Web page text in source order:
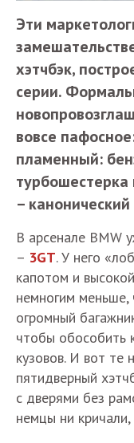
Эти
хэтчбэк,
серии.
вовсе
пламенный:
–
В арсенале BMW
– 3GT. У него
капотом и
немногим меньше,
огромный
чтобы обособить
кузовов. И вот те
пятидверный
с дверями без
немцы ни кричали,